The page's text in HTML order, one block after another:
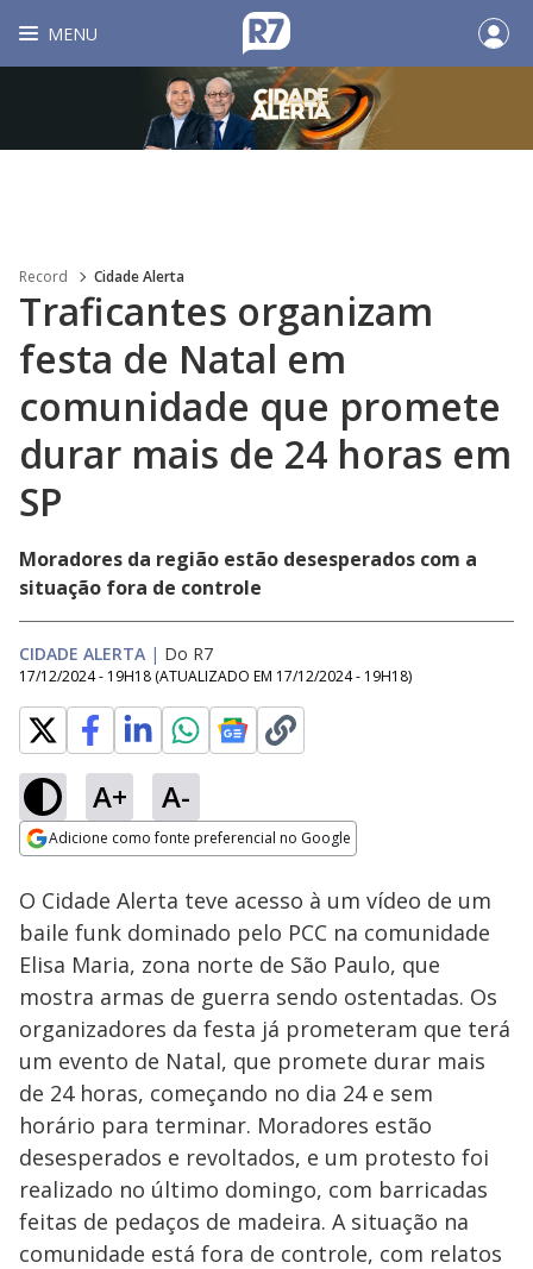
MENU
Record Cidade Alerta
Traficantes organizam
festa de Natal em
comunidade que promete
durar mais de 24 horas em
SP
Moradores da região estão desesperados com a
situação fora de controle
CIDADE ALERTA | Do R7
17/12/2024 - 19H18 (ATUALIZADO EM 17/12/2024 - 19H18)
A+ A-
Adicione como fonte preferencial no Google
Ativar
Loaded
13.01%
O Cidade Alerta teve acesso à um vídeo de um
baile funk dominado pelo PCC na comunidade
Elisa Maria, zona norte de São Paulo, que
mostra armas de guerra sendo ostentadas. Os
organizadores da festa já prometeram que terá
um evento de Natal, que promete durar mais
de 24 horas, começando no dia 24 e sem
horário para terminar. Moradores estão
desesperados e revoltados, e um protesto foi
realizado no último domingo, com barricadas
feitas de pedaços de madeira. A situação na
comunidade está fora de controle, com relatos